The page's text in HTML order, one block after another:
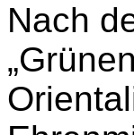
Nach